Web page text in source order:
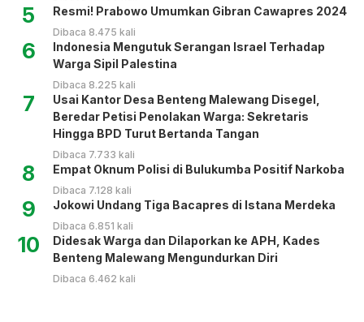
5 Resmi! Prabowo Umumkan Gibran Cawapres 2024
Dibaca 8.475 kali
6
Indonesia Mengutuk Serangan Israel Terhadap
Warga Sipil Palestina
Dibaca 8.225 kali
7
Usai Kantor Desa Benteng Malewang Disegel,
Beredar Petisi Penolakan Warga: Sekretaris
Hingga BPD Turut Bertanda Tangan
Dibaca 7.733 kali
8 Empat Oknum Polisi di Bulukumba Positif Narkoba
Dibaca 7.128 kali
9 Jokowi Undang Tiga Bacapres di Istana Merdeka
Dibaca 6.851 kali
10
Didesak Warga dan Dilaporkan ke APH, Kades
Benteng Malewang Mengundurkan Diri
Dibaca 6.462 kali